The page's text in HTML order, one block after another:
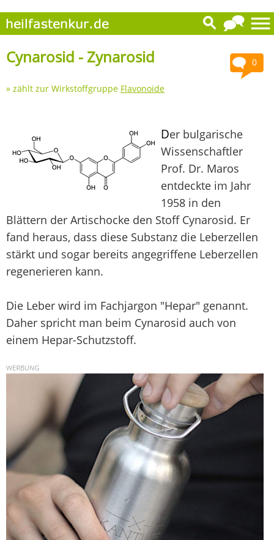
0
Cynarosid - Zynarosid
» zählt zur Wirkstoffgruppe Flavonoide
Der bulgarische
Wissenschaftler
Prof. Dr. Maros
entdeckte im Jahr
1958 in den
Blättern der Artischocke den Stoff Cynarosid. Er
fand heraus, dass diese Substanz die Leberzellen
stärkt und sogar bereits angegriffene Leberzellen
regenerieren kann.
Die Leber wird im Fachjargon "Hepar" genannt.
Daher spricht man beim Cynarosid auch von
einem Hepar-Schutzstoff.